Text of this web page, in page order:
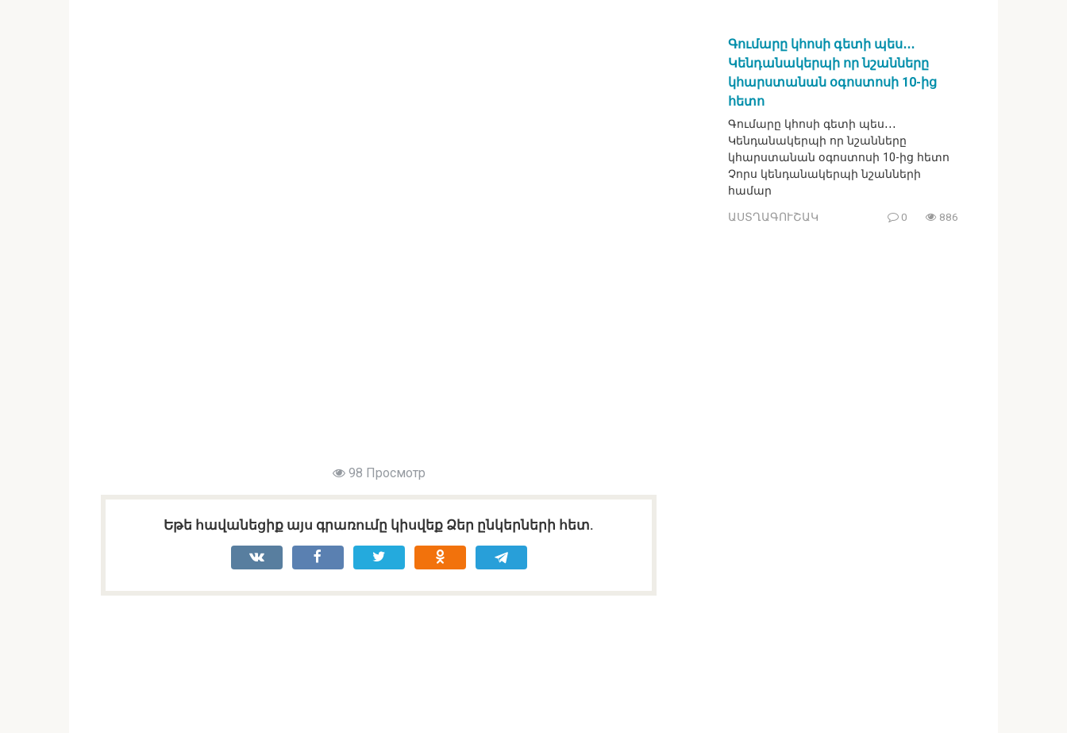
98 Просмотр
Եթե հավանեցիք այս գրառումը կիսվեք Ձեր ընկերների հետ.
Գումարը կհոսի գետի պես․․․
Կենդանակերպի որ նշանները
կհարստանան օգոստոսի 10-ից
հետո
Գումարը կհոսի գետի պես․․․
Կենդանակերպի որ նշանները
կհարստանան օգոստոսի 10-ից հետո
Չորս կենդանակերպի նշանների
համար
ԱՍՏՂԱԳՈՒՇԱԿ 0 886